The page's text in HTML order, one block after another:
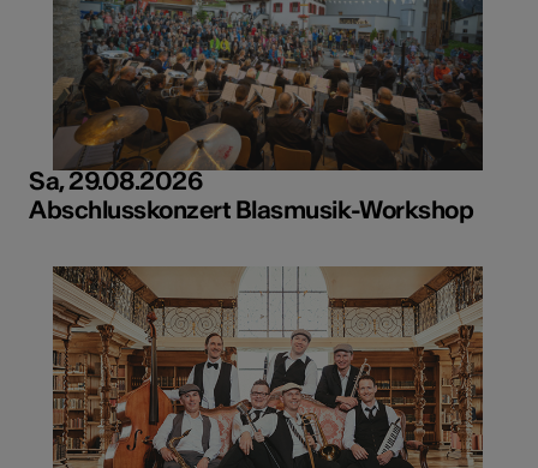
Sa, 29.08.2026
Abschlusskonzert Blasmusik-Workshop